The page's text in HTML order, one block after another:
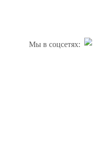
Мы в соцсетях: